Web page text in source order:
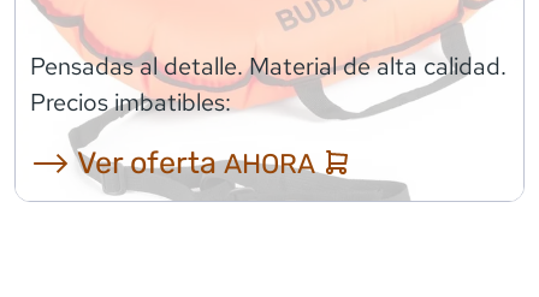
Pensadas al detalle. Material de alta calidad.
Precios imbatibles:
⟶ Ver ofertaAHORA